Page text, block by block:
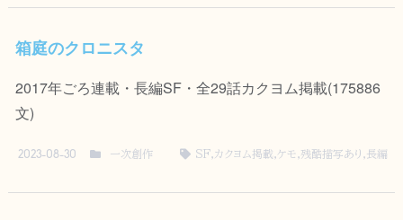
箱庭のクロニスタ
2017年ごろ連載・長編SF・全29話カクヨム掲載(175886
文)
2023-08-30 一次創作 SF カクヨム掲載 ケモ 残酷描写あり 長編